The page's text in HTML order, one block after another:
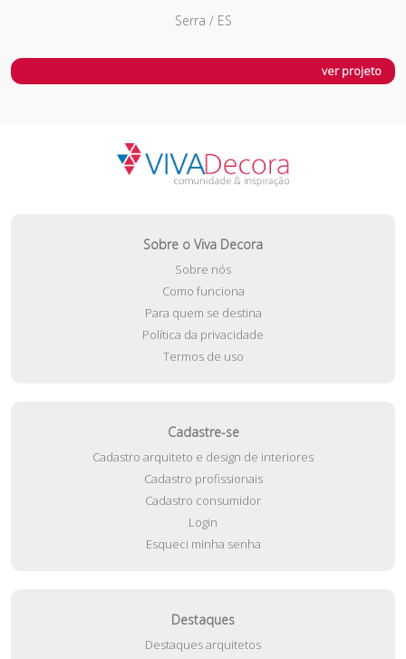
Serra / ES
ver projeto
Sobre o Viva Decora
Sobre nós
Como funciona
Para quem se destina
Política da privacidade
Termos de uso
Cadastre-se
Cadastro arquiteto e design de interiores
Cadastro profissionais
Cadastro consumidor
Login
Esqueci minha senha
Destaques
Destaques arquitetos